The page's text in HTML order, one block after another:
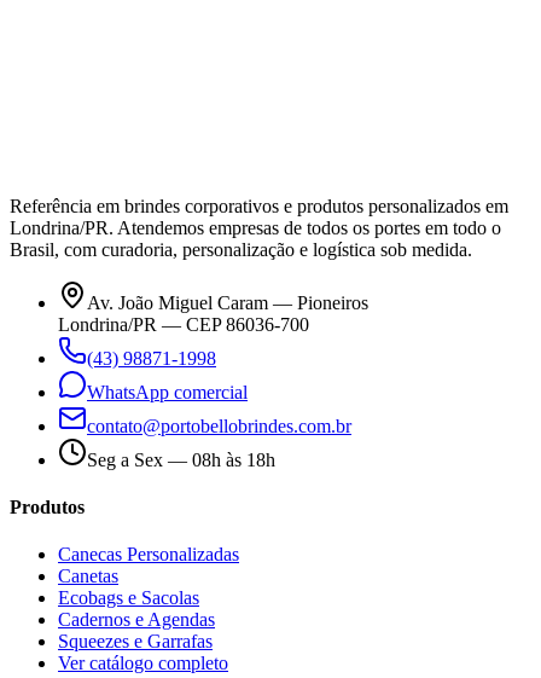
Referência em brindes corporativos e produtos personalizados em
Londrina/PR. Atendemos empresas de todos os portes em todo o
Brasil, com curadoria, personalização e logística sob medida.
Av. João Miguel Caram — Pioneiros
Londrina/PR — CEP 86036-700
(43) 98871-1998
WhatsApp comercial
contato@portobellobrindes.com.br
Seg a Sex — 08h às 18h
Produtos
Canecas Personalizadas
Canetas
Ecobags e Sacolas
Cadernos e Agendas
Squeezes e Garrafas
Ver catálogo completo